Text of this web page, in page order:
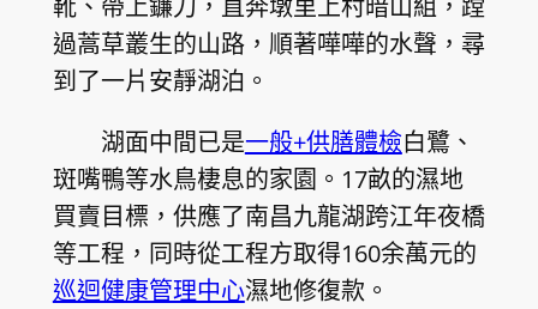
靴、帶上鐮刀，直奔墩里上村暗山組，蹚
過蒿草叢生的山路，順著嘩嘩的水聲，尋
到了一片安靜湖泊。
湖面中間已是一般+供膳體檢白鷺、
斑嘴鴨等水鳥棲息的家園。17畝的濕地
買賣目標，供應了南昌九龍湖跨江年夜橋
等工程，同時從工程方取得160余萬元的
巡迴健康管理中心濕地修復款。